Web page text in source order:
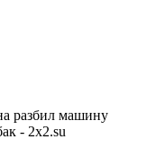
разбил машину
- 2x2.su